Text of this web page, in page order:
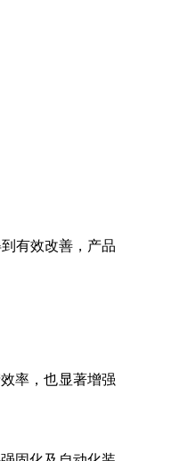
有效改善，产品
率，也显著增强